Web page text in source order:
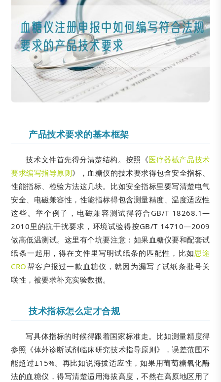
产品技术要求的基本框架
技术文件首先得分清楚结构。按照《医疗器械产品技术
要求编写指导原则》，血糖仪的技术要求得包含安全指标、
性能指标、检验方法这几块。比如安全指标里要写清楚电气
安全、电磁兼容性，性能指标得包含测量精度、温度适应性
这些。举个例子，电磁兼容测试得符合GB/T 18268.1—
2010里的抗干扰要求，环境试验得按GB/T 14710—2009
做高低温测试。这里有个坑要注意：如果血糖仪要和配套试
纸条一起用，得在文件里写明试纸条的匹配性，比如思途
CRO帮客户报过一款血糖仪，就因为漏写了试纸条批号关
联性，被要求补充实验数据。
技术指标怎么定才合规
写具体指标的时候得跟着国家标准走。比如测量精度得
参照《体外诊断试剂临床研究技术指导原则》，误差范围不
能超过±15%。再比如说海拔适应性，如果用葡萄糖氧化酶
法的血糖仪，得写清楚适用海拔高度，不然在高原地区用了